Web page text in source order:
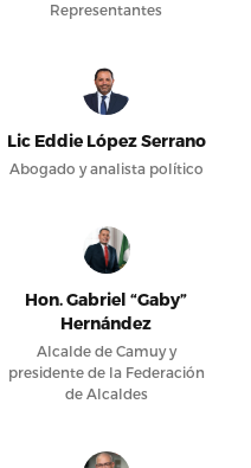
Representantes
Lic Eddie López Serrano
Abogado y analista político
Hon. Gabriel “Gaby”
Hernández
Alcalde de Camuy y
presidente de la Federación
de Alcaldes